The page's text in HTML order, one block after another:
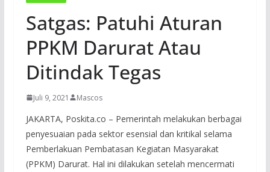
Satgas: Patuhi Aturan
PPKM Darurat Atau
Ditindak Tegas
Juli 9, 2021 Mascos
JAKARTA, Poskita.co – Pemerintah melakukan berbagai
penyesuaian pada sektor esensial dan kritikal selama
Pemberlakuan Pembatasan Kegiatan Masyarakat
(PPKM) Darurat. Hal ini dilakukan setelah mencermati